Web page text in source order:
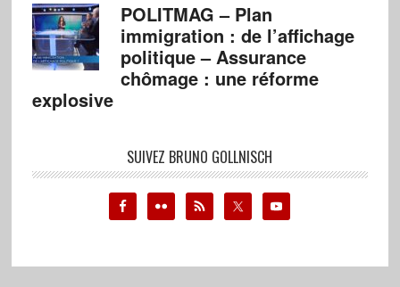
POLITMAG – Plan
immigration : de l’affichage
politique – Assurance
chômage : une réforme
explosive
SUIVEZ BRUNO GOLLNISCH